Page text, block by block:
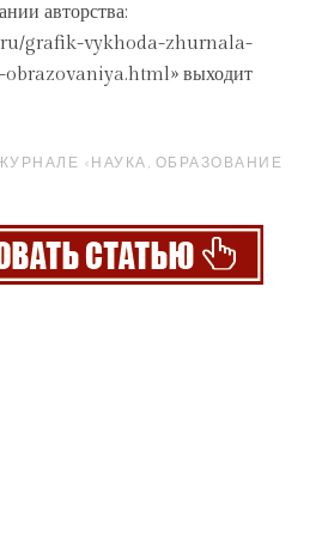
авторства:
grafik-vykhoda-zhurnala-
выходит
«НАУКА, ОБРАЗОВАНИЕ